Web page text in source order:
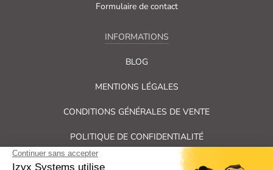
Formulaire de contact
INFORMATIONS
BLOG
MENTIONS LÉGALES
CONDITIONS GÉNÉRALES DE VENTE
POLITIQUE DE CONFIDENTIALITÉ